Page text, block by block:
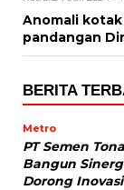
Anomali
pandangan
BERITA
Metro
PT Semen
Bangun
Dorong